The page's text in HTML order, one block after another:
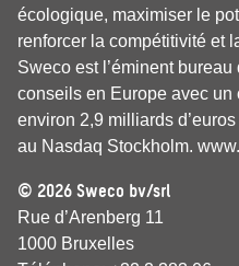
écologique, maximiser le
renforcer la compétitivité et
Sweco est l’éminent bureau
conseils en Europe avec un
environ 2,9 milliards
au Nasdaq Stockholm.
© 2026 Sweco bv/srl
Rue d’Arenberg 11
1000 Bruxelles